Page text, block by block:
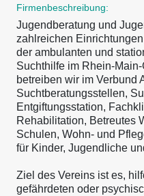
Firmenbeschreibung:
Jugendberatung und
zahlreichen
der ambulanten und
Suchthilfe im Rhein-
betreiben wir im Verbund
Suchtberatungsstellen,
Entgiftungsstation,
Rehabilitation, Betreutes
Schulen, Wohn- und
für Kinder, Jugendliche
Ziel des Vereins ist es,
gefährdeten oder